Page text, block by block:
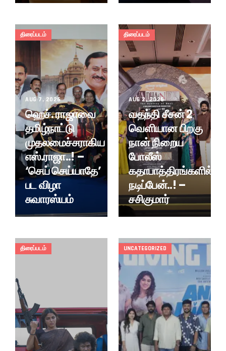
திரைப்படம்
AUG 7, 2026
ஹெச். ராஜாவை
தமிழ்நாட்டு
முதலமைச்சராகிய
எஸ்.ராஜா..! –
‘செய் செய்யாதே’
பட விழா
சுவாரஸ்யம்
திரைப்படம்
திரைப்படம்
AUG 2, 2026
வதந்தி சீசன் 2
வெளியான பிறகு
நான் நிறைய
போலீஸ்
கதாபாத்திரங்களில்
நடிப்பேன்..! –
சசிகுமார்
UNCATEGORIZED